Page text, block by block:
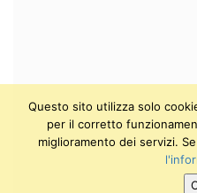
Questo sito utilizza solo
per il corretto
miglioramento dei servizi.